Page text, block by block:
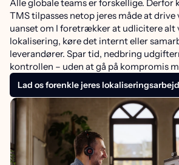
Alle globale teams er forskellige. Derfor
TMS tilpasses netop jeres måde at drive
uanset om I foretrækker at udlicitere alt
lokalisering, køre det internt eller
leverandører. Spar tid, nedbring
kontrollen – uden at gå på kompromis
Lad os forenkle jeres